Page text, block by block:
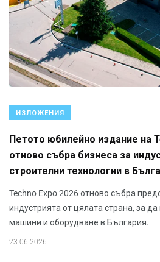
ИЗЛОЖЕНИЯ
Петото юбилейно издание на
отново събра бизнеса за
строителни технологии в
Techno Expo 2026 отново събра
индустрията от цялата страна, за
машини и оборудване в България.
23.06.2026